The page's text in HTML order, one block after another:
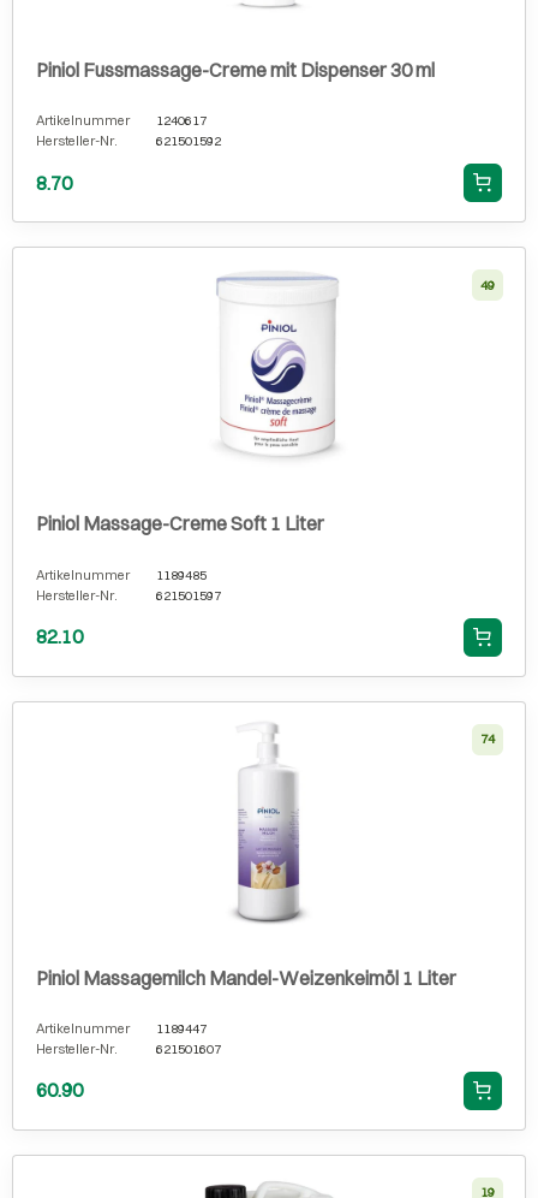
Piniol Fussmassage-Creme mit Dispenser 30 ml
Artikelnummer
1240617
Hersteller-Nr.
621501592
8.70
49
Piniol Massage-Creme Soft 1 Liter
Artikelnummer
1189485
Hersteller-Nr.
621501597
82.10
74
Piniol Massagemilch Mandel-Weizenkeimöl 1 Liter
Artikelnummer
1189447
Hersteller-Nr.
621501607
60.90
19